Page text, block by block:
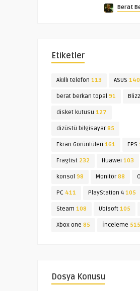
Berat
Etiketler
Akıllı telefon 113 ASUS 140
berat berkan topal 91
disket kutusu 127
dizüstü bilgisayar85
Ekran Görüntüleri 161 FPS
Fragtist 232 Huawei 103
konsol 98 Monitör88
PC 411 PlayStation 4 105
Steam 108 Ubisoft 105
Xbox one 85 İnceleme 515
Dosya Konusu